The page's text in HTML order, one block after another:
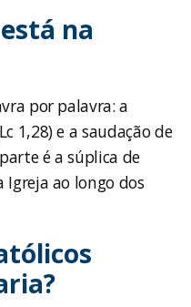
na
por palavra: a
1,28) e a saudação de
é a súplica de
ao longo dos